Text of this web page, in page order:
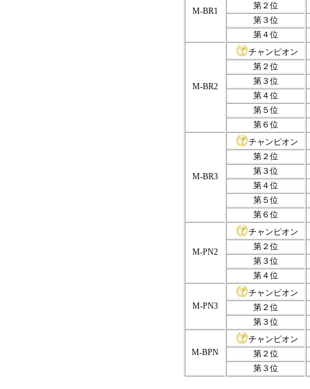
M-BR1
第２位
第３位
第４位
M-BR2
チャンピオン
第２位
第３位
第４位
第５位
第６位
M-BR3
チャンピオン
第２位
第３位
第４位
第５位
第６位
M-PN2
チャンピオン
第２位
第３位
第４位
M-PN3
チャンピオン
第２位
第３位
M-BPN
チャンピオン
第２位
第３位